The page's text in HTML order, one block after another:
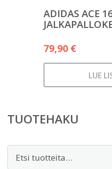
ADIDAS ACE
79,90 €
LUE
TUOTEHAKU
Etsi: